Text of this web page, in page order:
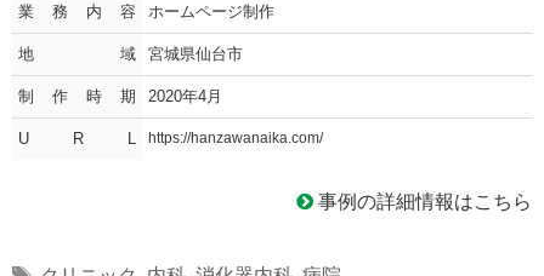
業務内容 ホームページ制作
地域 宮城県仙台市
制作時期 2020年4月
U R L https://hanzawanaika.com/
事例の詳細情報はこちら
Tags